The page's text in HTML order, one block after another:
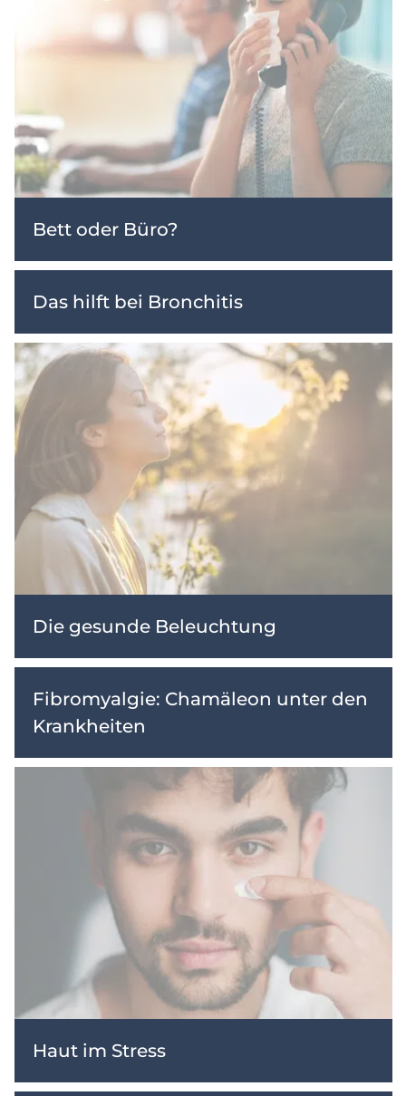
Bett oder Büro?
Das hilft bei Bronchitis
Die gesunde Beleuchtung
Fibromyalgie: Chamäleon unter den
Krankheiten
Haut im Stress